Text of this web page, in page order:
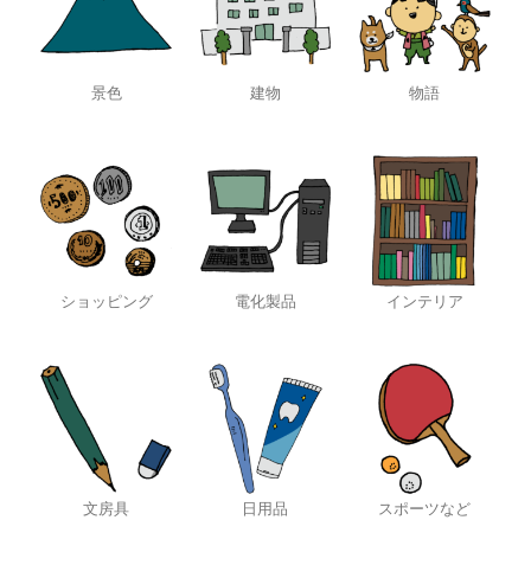
景色 建物 物語
ショッピング 電化製品 インテリア
文房具 日用品 スポーツなど